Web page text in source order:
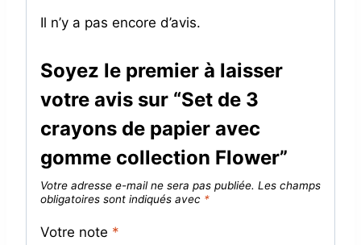
Il n’y a pas encore d’avis.
Soyez le premier à laisser
votre avis sur “Set de 3
crayons de papier avec
gomme collection Flower”
Votre adresse e-mail ne sera pas publiée. Les champs
obligatoires sont indiqués avec *
Votre note *